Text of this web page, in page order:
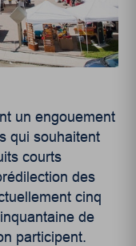
un engouement
qui souhaitent
courts
des
cinq
de
participent.